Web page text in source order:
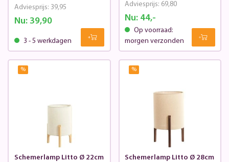
Nu:39,90
Adviesprijs: 39,95
3 - 5 werkdagen
Nu: 44,-
Adviesprijs: 69,80
Op voorraad:
morgen verzonden
%
Schemerlamp Litto Ø 22cm
%
Schemerlamp Litto Ø 28cm